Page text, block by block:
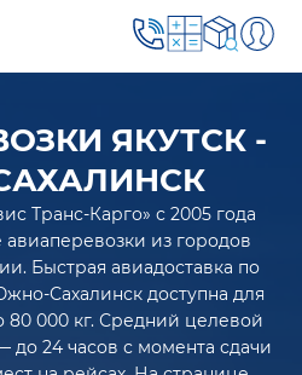
ЯКУТСК -
Транс-Карго» с 2005 года
авиаперевозки из городов
Быстрая авиадоставка по
Сахалинск доступна для
80 000 кг. Средний целевой
24 часов с момента сдачи